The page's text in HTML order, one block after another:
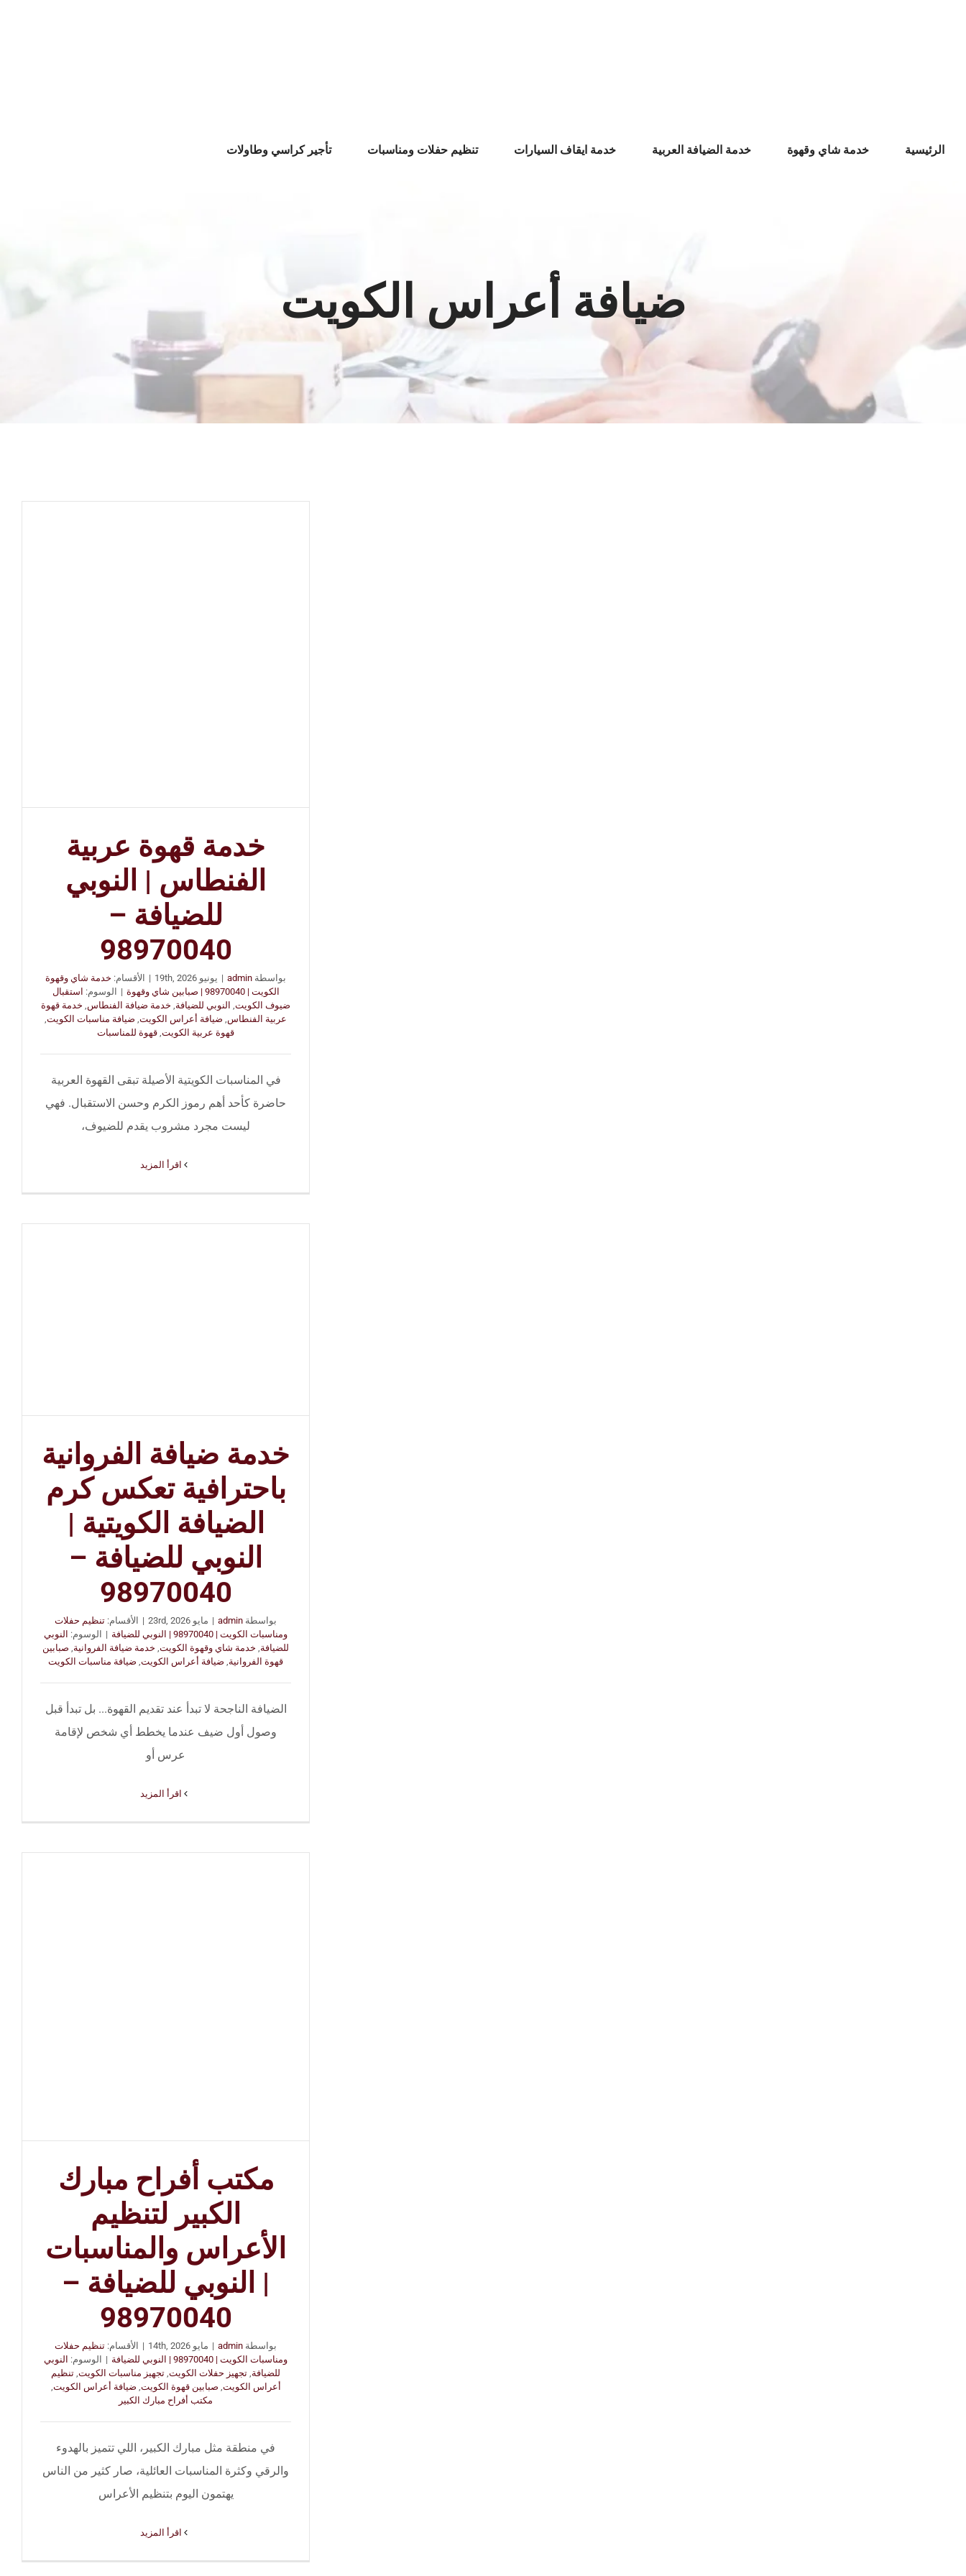
الرئيسية خدمة شاي وقهوة خدمة الضيافة العربية خدمة ايقاف السيارات تنظيم حفلات ومناسبات تأجير كراسي وطاولات
ضيافة أعراس الكويت
خدمة قهوة عربية
الفنطاس | النوبي
للضيافة –
98970040
بواسطة admin
| يونيو 19th, 2026 | الأقسام: خدمة شاي وقهوة
الكويت | 98970040 | صبابين شاي وقهوة
| الوسوم: استقبال
ضيوف الكويت, النوبي للضيافة خدمة ضيافة الفنطاس خدمة قهوة
عربية الفنطاس ضيافة أعراس الكويت, ضيافة مناسبات الكويت,
قهوة عربية الكويت, قهوة للمناسبات
في المناسبات الكويتية الأصيلة تبقى القهوة العربية
حاضرة كأحد أهم رموز الكرم وحسن الاستقبال. فهي
ليست مجرد مشروب يقدم للضيوف،
‫اقرأ المزيد
خدمة ضيافة الفروانية
باحترافية تعكس كرم
الضيافة الكويتية |
النوبي للضيافة –
98970040
بواسطة admin
| مايو 23rd, 2026 | الأقسام: تنظيم حفلات
ومناسبات الكويت | 98970040 | النوبي للضيافة
| الوسوم: النوبي
للضيافة, خدمة شاي وقهوة الكويت, خدمة ضيافة الفروانية, صبابين
قهوة الفروانية, ضيافة أعراس الكويت, ضيافة مناسبات الكويت
الضيافة الناجحة لا تبدأ عند تقديم القهوة... بل تبدأ قبل
وصول أول ضيف عندما يخطط أي شخص لإقامة
عرس أو
‫اقرأ المزيد
مكتب أفراح مبارك
الكبير لتنظيم
الأعراس والمناسبات
| النوبي للضيافة –
98970040
بواسطة admin
| مايو 14th, 2026 | الأقسام: تنظيم حفلات
ومناسبات الكويت | 98970040 | النوبي للضيافة
| الوسوم: النوبي
للضيافة تجهيز حفلات الكويت, تجهيز مناسبات الكويت, تنظيم
أعراس الكويت صبابين قهوة الكويت ضيافة أعراس الكويت
مكتب أفراح مبارك الكبير
في منطقة مثل مبارك الكبير، اللي تتميز بالهدوء
والرقي وكثرة المناسبات العائلية، صار كثير من الناس
يهتمون اليوم بتنظيم الأعراس
‫اقرأ المزيد